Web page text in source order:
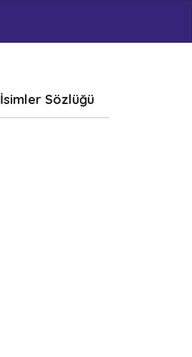
İsimler Sözlüğü